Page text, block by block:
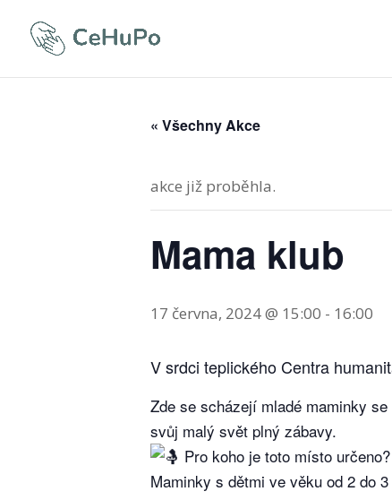
« Všechny Akce
akce již proběhla.
Mama klub
17 června, 2024 @ 15:00 - 16:00
V srdci teplického Centra
Zde se scházejí mladé maminky
svůj malý svět plný zábavy.
Pro koho je toto místo určeno?
Maminky s dětmi ve věku od 2 do